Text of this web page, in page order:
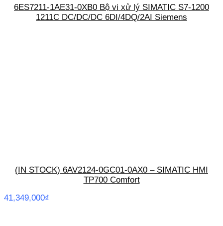
6ES7211-1AE31-0XB0 Bộ vi xử lý SIMATIC S7-1200
1211C DC/DC/DC 6DI/4DQ/2AI Siemens
(IN STOCK) 6AV2124-0GC01-0AX0 – SIMATIC HMI
TP700 Comfort
41,349,000₫